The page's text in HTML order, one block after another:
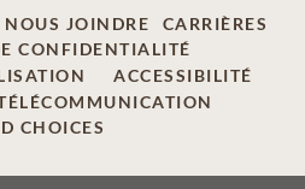
NOUS JOINDRE
CARRIÈRES
CONFIDENTIALITÉ
ACCESSIBILITÉ
CHOICES